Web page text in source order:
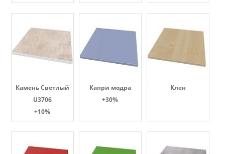
Камень Светлый
U3706
+10%
Капри модра
+30%
Клен